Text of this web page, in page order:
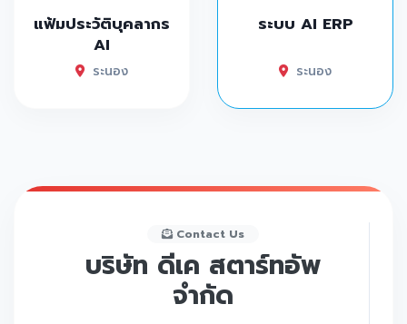
แฟ้มประวัติบุคลากร
AI
ระนอง
ระบบ AI ERP
ระนอง
Contact Us
บริษัท ดีเค สตาร์ทอัพ
จำกัด